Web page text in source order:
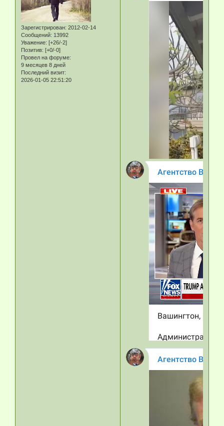
Зарегистрирован: 2012-02-14
Сообщений: 13992
Уважение: [+26/-2]
Позитив: [+0/-0]
Провел на форуме:
9 месяцев 8 дней
Последний визит:
2026-01-05 22:51:20